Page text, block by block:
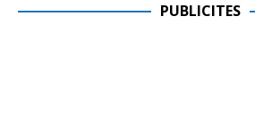
PUBLICITES